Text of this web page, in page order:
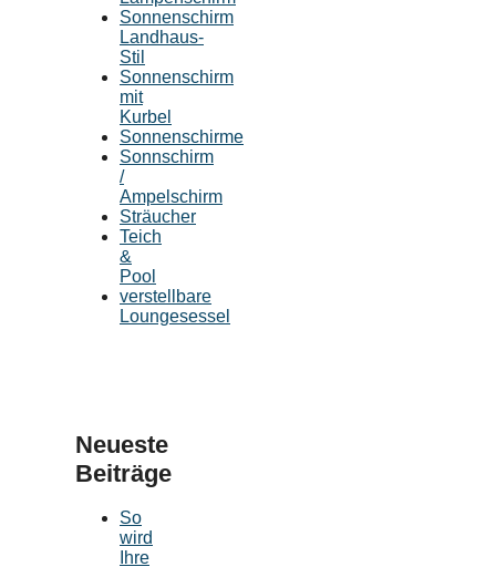
Sonnenschirm
Landhaus-
Stil
Sonnenschirm
mit
Kurbel
Sonnenschirme
Sonnschirm
/
Ampelschirm
Sträucher
Teich
&
Pool
verstellbare
Loungesessel
Neueste
Beiträge
So
wird
Ihre